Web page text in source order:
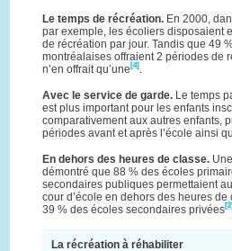
Le temps de récréation.En 2000,
par exemple, les écoliers disposaient
de récréation par jour. Tandis que 49
montréalaises offraient 2 périodes de
n’en offrait qu’une [4] .
Avec le service de garde.Le temps
est plus important pour les enfants
comparativement aux autres enfants,
périodes avant et après l’école ainsi
En dehors des heures de classe.
démontré que 88 % des écoles
secondaires publiques permettaient
cour d’école en dehors des heures de
39 % des écoles secondaires privées[2]
La récréation à réhabiliter